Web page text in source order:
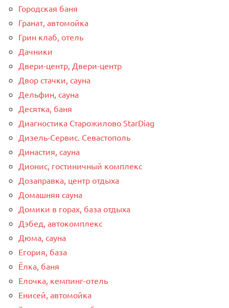
Городская баня
Гранат, автомойка
Грин клаб, отель
Дачники
Двери-центр, Двери-центр
Двор стачки, сауна
Дельфин, сауна
Десятка, баня
Диагностика Старожилово StarDiag
Дизель-Сервис. Севастополь
Династия, сауна
Дионис, гостиничный комплекс
Дозаправка, центр отдыха
Домашняя сауна
Домики в горах, база отдыха
Дэбед, автокомплекс
Дюма, сауна
Егория, база
Ёлка, баня
Елочка, кемпинг-отель
Енисей, автомойка